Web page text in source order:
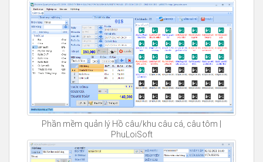
Phần mềm quản lý Hồ câu/khu câu cá, câu tôm |
PhuLoiSoft